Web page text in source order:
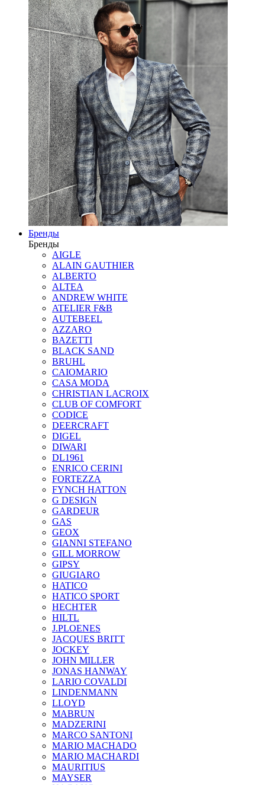
Бренды
Бренды
AIGLE
ALAIN GAUTHIER
ALBERTO
ALTEA
ANDREW WHITE
ATELIER F&B
AUTEBEEL
AZZARO
BAZETTI
BLACK SAND
BRUHL
CAIOMARIO
CASA MODA
CHRISTIAN LACROIX
CLUB OF COMFORT
CODICE
DEERCRAFT
DIGEL
DIWARI
DL1961
ENRICO CERINI
FORTEZZA
FYNCH HATTON
G DESIGN
GARDEUR
GAS
GEOX
GIANNI STEFANO
GILL MORROW
GIPSY
GIUGIARO
HATICO
HATICO SPORT
HECHTER
HILTL
J.PLOENES
JAСQUES BRITT
JOCKEY
JOHN MILLER
JONAS HANWAY
LARIO COVALDI
LINDENMANN
LLOYD
MABRUN
MADZERINI
MARCO SANTONI
MARIO MACHADO
MARIO MACHARDI
MAURITIUS
MAYSER